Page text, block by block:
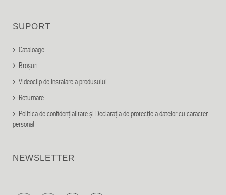
SUPORT
Cataloage
Broșuri
Videoclip de instalare a produsului
Returnare
Politica de confidențialitate și Declarația de protecție a datelor cu caracter
personal
NEWSLETTER